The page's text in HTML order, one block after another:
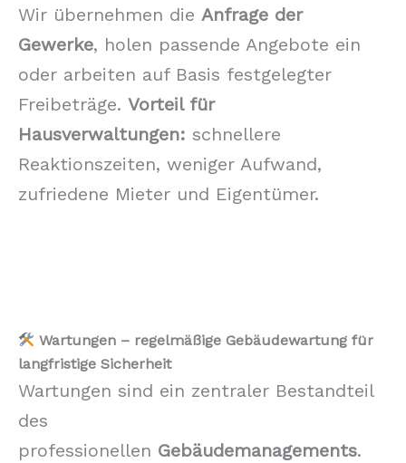
Wir übernehmen die Anfrage der
Gewerke, holen passende Angebote ein
oder arbeiten auf Basis festgelegter
Freibeträge. Vorteil für
Hausverwaltungen: schnellere
Reaktionszeiten, weniger Aufwand,
zufriedene Mieter und Eigentümer.
Wartungen – regelmäßige Gebäudewartung für
langfristige Sicherheit
Wartungen sind ein zentraler Bestandteil
des
professionellen Gebäudemanagements.